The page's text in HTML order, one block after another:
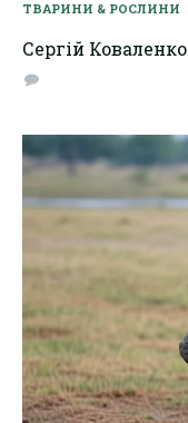
ТВАРИНИ & РОСЛИНИ
Сергій Коваленко